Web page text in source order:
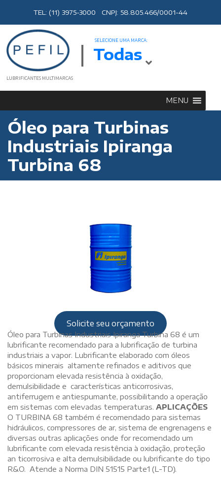
TEL: (11) 3975-3000 CNPJ: 58.805.466/0001-44
LUBRIFICANTES MULTIMARCAS
SELECIONE UMA MARCA:
Todas
MENU
Óleo para Turbinas
Industriais Ipiranga
Turbina 68
Solicite seu orçamento
Óleo para Turbinas Industriais Ipiranga Turbina 68 é um
lubrificante recomendado para a lubrificação de turbina
industriais a vapor. Lubrificante elaborado com óleos
básicos minerais altamente refinados e aditivos que
proporcionam elevada resistência à oxidação,
demulsibilidade e características anticorrosivas,
antiferrugem e antiespumante, possibilitando a operação
em sistemas com elevadas temperaturas. APLICAÇÕES
O TURBINA 68 também é recomendado para sistemas
hidráulicos, compressores de ar, sistema de engrenagens e
diversas outras aplicações onde for recomendado um
lubrificante com elevada resistência à oxidação, proteção
an ticorrosiva e alta demulsibilidade ou lubrificante do tipo
R&O. Atende a Norma DIN 51515 Parte1 (L-TD).